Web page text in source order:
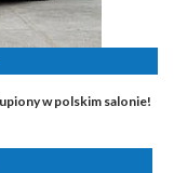
w polskim salonie!